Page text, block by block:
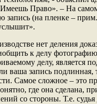
Право». – На самом
запись (на пленке –
нет деления
к делу
делу, является
ваша запись
Самое сложное – это
где она сделана,
со стороны. Т.е.